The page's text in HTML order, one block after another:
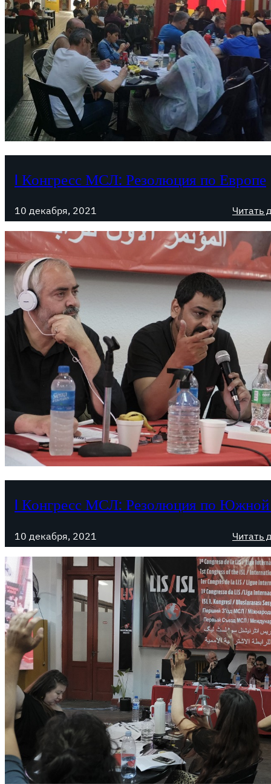
I Конгресс МСЛ: Резолюция по Европе
10 декабря, 2021 Читать
I Конгресс МСЛ: Резолюция по Южной
10 декабря, 2021 Читать